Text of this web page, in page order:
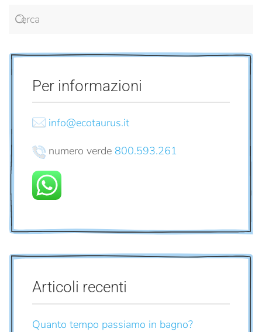
Per informazioni
info@ecotaurus.it
numero verde 800.593.261
Articoli recenti
Quanto tempo passiamo in bagno?